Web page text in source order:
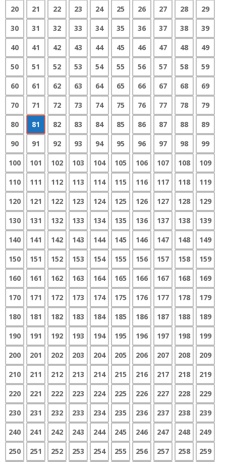
20
21 22 23 24 25 26 27 28
29
30
31 32 33 34 35 36 37 38
39
40
41 42 43 44 45 46 47 48
49
50
51 52 53 54 55 56 57 58
59
60
61 62 63 64 65 66 67 68
69
70
71 72 73 74 75 76 77 78
79
80
81 82 83 84 85 86 87 88
89
90
91 92 93 94 95 96 97 98
99
100
101 102 103 104 105 106 107 108
109
110
111 112 113 114 115 116 117 118
119
120
121 122 123 124 125 126 127 128
129
130
131 132 133 134 135 136 137 138
139
140
141 142 143 144 145 146 147 148
149
150
151 152 153 154 155 156 157 158
159
160
161 162 163 164 165 166 167 168
169
170
171 172 173 174 175 176 177 178
179
180
181 182 183 184 185 186 187 188
189
190
191 192 193 194 195 196 197 198
199
200
201 202 203 204 205 206 207 208
209
210
211 212 213 214 215 216 217 218
219
220
221 222 223 224 225 226 227 228
229
230
231 232 233 234 235 236 237 238
239
240
241 242 243 244 245 246 247 248
249
250
251 252 253 254 255 256 257 258 259